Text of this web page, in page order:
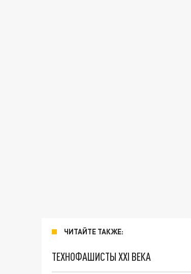
ЧИТАЙТЕ ТАКЖЕ:
ТЕХНОФАШИСТЫ XXI ВЕКА